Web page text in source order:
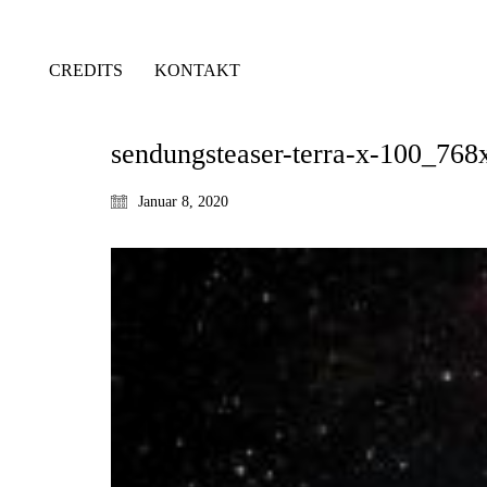
CREDITS KONTAKT
sendungsteaser-terra-x-
Januar 8, 2020